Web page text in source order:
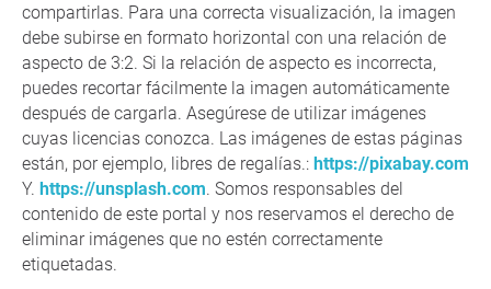
compartirlas. Para una correcta visualización, la imagen
debe subirse en formato horizontal con una relación de
aspecto de 3:2. Si la relación de aspecto es incorrecta,
puedes recortar fácilmente la imagen automáticamente
después de cargarla. Asegúrese de utilizar imágenes
cuyas licencias conozca. Las imágenes de estas páginas
están, por ejemplo, libres de regalías.: https://pixabay.com
Y. https://unsplash.com. Somos responsables del
contenido de este portal y nos reservamos el derecho de
eliminar imágenes que no estén correctamente
etiquetadas.